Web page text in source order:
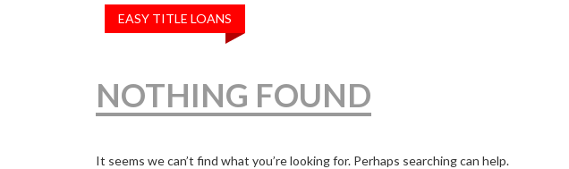
EASY TITLE LOANS
NOTHING FOUND
It seems we can’t find what you’re looking for. Perhaps searching can help.